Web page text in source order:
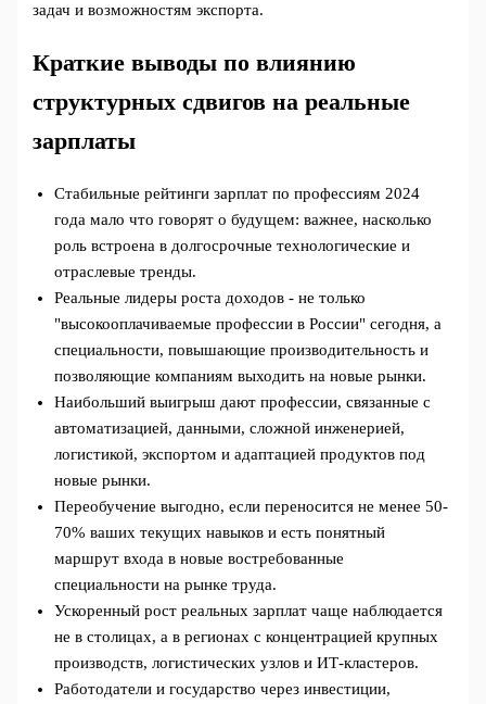
задач и возможностям экспорта.
Краткие выводы по влиянию
структурных сдвигов на реальные
зарплаты
Стабильные рейтинги зарплат по профессиям 2024
года мало что говорят о будущем: важнее, насколько
роль встроена в долгосрочные технологические и
отраслевые тренды.
Реальные лидеры роста доходов - не только
"высокооплачиваемые профессии в России" сегодня, а
специальности, повышающие производительность и
позволяющие компаниям выходить на новые рынки.
Наибольший выигрыш дают профессии, связанные с
автоматизацией, данными, сложной инженерией,
логистикой, экспортом и адаптацией продуктов под
новые рынки.
Переобучение выгодно, если переносится не менее 50-
70% ваших текущих навыков и есть понятный
маршрут входа в новые востребованные
специальности на рынке труда.
Ускоренный рост реальных зарплат чаще наблюдается
не в столицах, а в регионах с концентрацией крупных
производств, логистических узлов и ИТ-кластеров.
Работодатели и государство через инвестиции,